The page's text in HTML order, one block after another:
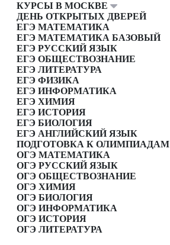
КУРСЫ В МОСКВЕ
ДЕНЬ ОТКРЫТЫХ ДВЕРЕЙ
ЕГЭ МАТЕМАТИКА
ЕГЭ МАТЕМАТИКА БАЗОВЫЙ
ЕГЭ РУССКИЙ ЯЗЫК
ЕГЭ ОБЩЕСТВОЗНАНИЕ
ЕГЭ ЛИТЕРАТУРА
ЕГЭ ФИЗИКА
ЕГЭ ИНФОРМАТИКА
ЕГЭ ХИМИЯ
ЕГЭ ИСТОРИЯ
ЕГЭ БИОЛОГИЯ
ЕГЭ АНГЛИЙСКИЙ ЯЗЫК
ПОДГОТОВКА К ОЛИМПИАДАМ
ОГЭ МАТЕМАТИКА
ОГЭ РУССКИЙ ЯЗЫК
ОГЭ ОБЩЕСТВОЗНАНИЕ
ОГЭ ХИМИЯ
ОГЭ БИОЛОГИЯ
ОГЭ ИНФОРМАТИКА
ОГЭ ИСТОРИЯ
ОГЭ ЛИТЕРАТУРА